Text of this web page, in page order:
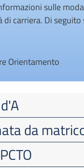
sulle
di carriera. Di
Orientamento
da